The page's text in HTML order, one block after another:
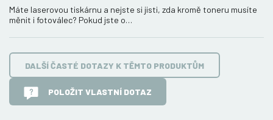
Máte laserovou tiskárnu a nejste si jisti, zda kromě toneru musíte
měnit i fotoválec? Pokud jste o…
DALŠÍ ČASTÉ DOTAZY K TĚMTO PRODUKTŮM
POLOŽIT VLASTNÍ DOTAZ